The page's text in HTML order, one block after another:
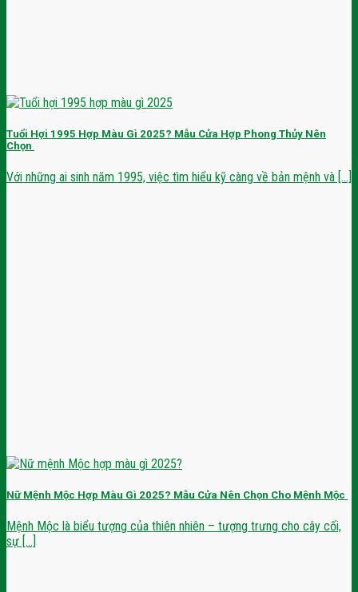
Tuổi Hợi 1995 Hợp Màu Gì 2025? Mẫu Cửa Hợp Phong Thủy Nên
Chọn
Với những ai sinh năm 1995, việc tìm hiểu kỹ càng về bản mệnh và [...]
Nữ Mệnh Mộc Hợp Màu Gì 2025? Mẫu Cửa Nên Chọn Cho Mệnh Mộc
Mệnh Mộc là biểu tượng của thiên nhiên – tượng trưng cho cây cối,
sự [...]